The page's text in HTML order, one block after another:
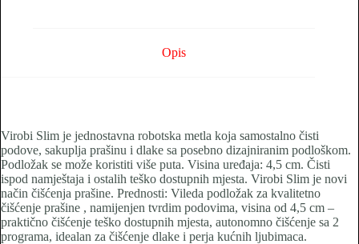
Opis
Virobi Slim je jednostavna robotska metla koja samostalno čisti
podove, sakuplja prašinu i dlake sa posebno dizajniranim podloškom.
Podložak se može koristiti više puta. Visina uređaja: 4,5 cm. Čisti
ispod namještaja i ostalih teško dostupnih mjesta. Virobi Slim je novi
način čišćenja prašine. Prednosti: Vileda podložak za kvalitetno
čišćenje prašine , namijenjen tvrdim podovima, visina od 4,5 cm –
praktično čišćenje teško dostupnih mjesta, autonomno čišćenje sa 2
programa, idealan za čišćenje dlake i perja kućnih ljubimaca.